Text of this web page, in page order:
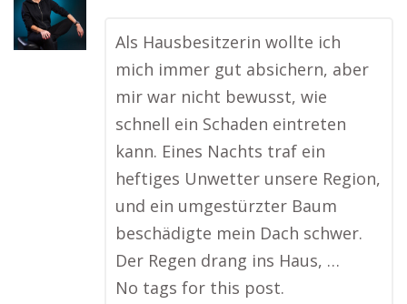
Als Hausbesitzerin wollte ich
mich immer gut absichern, aber
mir war nicht bewusst, wie
schnell ein Schaden eintreten
kann. Eines Nachts traf ein
heftiges Unwetter unsere Region,
und ein umgestürzter Baum
beschädigte mein Dach schwer.
Der Regen drang ins Haus, …
No tags for this post.